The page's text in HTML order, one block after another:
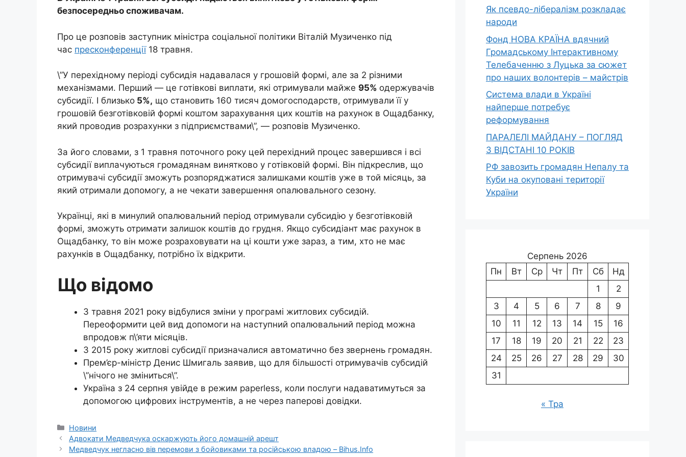
безпосередньо споживачам.
Про це розповів заступник міністра соціальної політики Віталій Музиченко під
час пресконференції18 травня.
\”У перехідному періоді субсидія надавалася у грошовій формі, але за 2 різними
механізмами. Перший — це готівкові виплати, які отримували майже 95% одержувачів
субсидії. І близько 5%, що становить 160 тисяч домогосподарств, отримували її у
грошовій безготівковій формі коштом зарахування цих коштів на рахунок в Ощадбанку,
який проводив розрахунки з підприємствами\”, — розповів Музиченко.
За його словами, з 1 травня поточного року цей перехідний процес завершився і всі
субсидії виплачуються громадянам винятково у готівковій формі. Він підкреслив, що
отримувачі субсидії зможуть розпоряджатися залишками коштів уже в той місяць, за
який отримали допомогу, а не чекати завершення опалювального сезону.
Українці, які в минулий опалювальний період отримували субсидію у безготівковій
формі, зможуть отримати залишок коштів до грудня. Якщо субсидіант має рахунок в
Ощадбанку, то він може розраховувати на ці кошти уже зараз, а тим, хто не має
рахунків в Ощадбанку, потрібно їх відкрити.
Що відомо
З травня 2021 року відбулися зміни у програмі житлових субсидій.
Переоформити цей вид допомоги на наступний опалювальний період можна
впродовж п\’яти місяців.
З 2015 року житлові субсидії призначалися автоматично без звернень громадян.
Прем’єр-міністр Денис Шмигаль заявив, що для більшості отримувачів субсидій
\”нічого не зміниться\”.
Україна з 24 серпня увійде в режим paperless, коли послуги надаватимуться за
допомогою цифрових інструментів, а не через паперові довідки.
Категорії
Новини
Адвокати Медведчука оскаржують його домашній арешт
Медведчук негласно вів перемови з бойовиками та російською владою – Bihus.Info
Як псевдо-лібералізм розкладає
народи
Фонд НОВА КРАЇНА вдячний
Громадському Інтерактивному
Телебаченню з Луцька за сюжет
про наших волонтерів – майстрів
Система влади в Україні
найперше потребує
реформування
ПАРАЛЕЛІ МАЙДАНУ – ПОГЛЯД
З ВІДСТАНІ 10 РОКІВ
РФ завозить громадян Непалу та
Куби на окуповані території
України
Серпень 2026
Пн
Вт Ср Чт Пт Сб
Нд
1
2
3
4 5 6 7 8
9
10
11 12 13 14 15
16
17
18 19 20 21 22
23
24
25 26 27 28 29
30
31
« Тра